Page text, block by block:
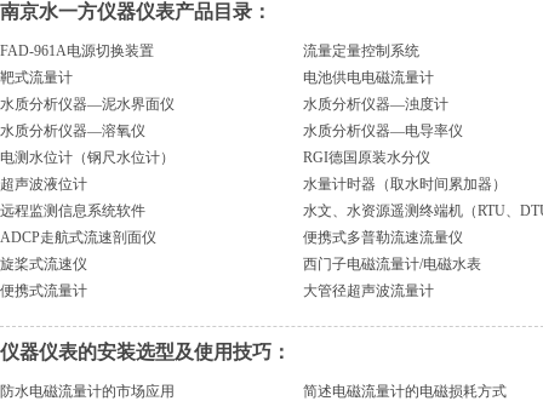
南京水一方仪器仪表产品目录：
FAD-961A电源切换装置
流量定量控制系统
靶式流量计
电池供电电磁流量计
水质分析仪器—泥水界面仪
水质分析仪器—浊度计
水质分析仪器—溶氧仪
水质分析仪器—电导率仪
电测水位计（钢尺水位计）
RGI德国原装水分仪
超声波液位计
水量计时器（取水时间累加器）
远程监测信息系统软件
水文、水资源遥测终端机（RTU、
ADCP走航式流速剖面仪
便携式多普勒流速流量仪
旋桨式流速仪
西门子电磁流量计/电磁水表
便携式流量计
大管径超声波流量计
仪器仪表的安装选型及使用技巧：
防水电磁流量计的市场应用
简述电磁流量计的电磁损耗方式